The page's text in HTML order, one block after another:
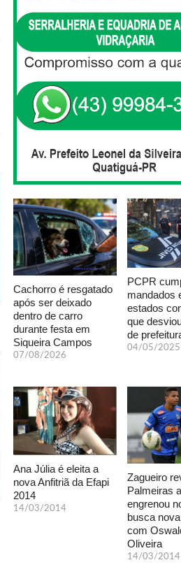
Cachorro é resgatado
após ser deixado
dentro de carro
durante festa em
Siqueira Campos
07/08/2026
PCPR
mandados
estados
que
de
04/05/2025
Ana Júlia é eleita a
nova Anfitriã da Efapi
2014
14/03/2014
Zagueiro
Palmeiras
engrenou
busca
com
Oliveira
14/03/2014